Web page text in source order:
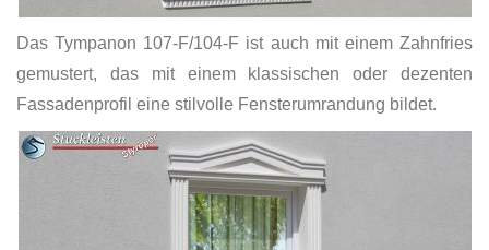
Das Tympanon 107-F/104-F ist auch mit einem Zahnfries
gemustert, das mit einem klassischen oder dezenten
Fassadenprofil eine stilvolle Fensterumrandung bildet.